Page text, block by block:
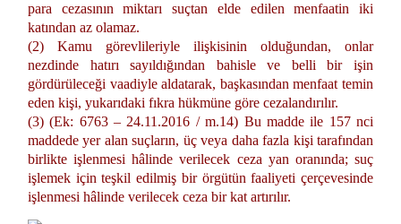
para cezasının miktarı suçtan elde edilen menfaatin iki
katından az olamaz.
(2) Kamu görevlileriyle ilişkisinin olduğundan, onlar
nezdinde hatırı sayıldığından bahisle ve belli bir işin
gördürüleceği vaadiyle aldatarak, başkasından menfaat temin
eden kişi, yukarıdaki fıkra hükmüne göre cezalandırılır.
(3) (Ek: 6763 – 24.11.2016 / m.14) Bu madde ile 157 nci
maddede yer alan suçların, üç veya daha fazla kişi tarafından
birlikte işlenmesi hâlinde verilecek ceza yan oranında; suç
işlemek için teşkil edilmiş bir örgütün faaliyeti çerçevesinde
işlenmesi hâlinde verilecek ceza bir kat artırılır.